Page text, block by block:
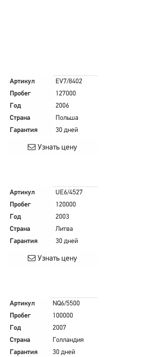
Артикул
EV7/8402
Пробег
127000
Год
2006
Страна
Польша
Гарантия
30 дней
Узнать цену
Артикул
UE6/4527
Пробег
120000
Год
2003
Страна
Литва
Гарантия
30 дней
Узнать цену
Артикул
NQ6/5500
Пробег
100000
Год
2007
Страна
Голландия
Гарантия
30 дней